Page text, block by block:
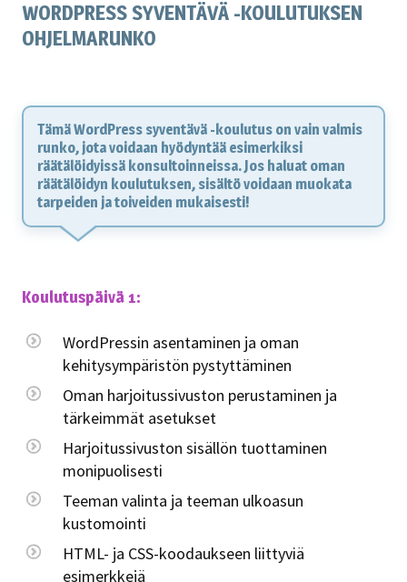
WORDPRESS SYVENTÄVÄ -KOULUTUKSEN
OHJELMARUNKO
Tämä WordPress syventävä -koulutus on vain valmis
runko, jota voidaan hyödyntää esimerkiksi
räätälöidyissä konsultoinneissa. Jos haluat oman
räätälöidyn koulutuksen, sisältö voidaan muokata
tarpeiden ja toiveiden mukaisesti!
Koulutuspäivä 1:
WordPressin asentaminen ja oman
kehitysympäristön pystyttäminen
Oman harjoitussivuston perustaminen ja
tärkeimmät asetukset
Harjoitussivuston sisällön tuottaminen
monipuolisesti
Teeman valinta ja teeman ulkoasun
kustomointi
HTML- ja CSS-koodaukseen liittyviä
esimerkkejä